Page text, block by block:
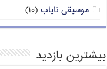
موسیقی نایاب (۱۰)
بیشترین بازدید